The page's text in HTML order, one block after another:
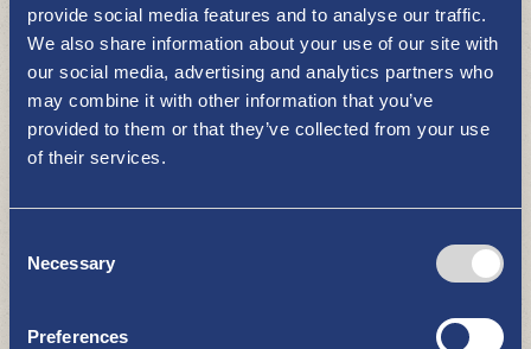
provide social media features and to analyse our traffic.
We also share information about your use of our site with
our social media, advertising and analytics partners who
may combine it with other information that you’ve
provided to them or that they’ve collected from your use
of their services.
Selection
Necessary
Preferences
WakkaWorks Oy
Kanervan Autoliikkeen toimintaa